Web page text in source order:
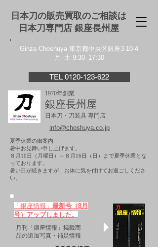
日本刀の販売買取のご相談は
日本刀専門店 銀座⻑州屋
Ginza Choshuya 東京都中央区銀座3-10-4
月–土 9:30–17:30
TEL 0120-123-622
1970年創業
銀座長州屋
日本刀・刀装具 専門店
info@choshuya.co.jp
夏季休業の御案内
暑中お見舞い申し上げます。
８月10日（月曜日）～８月16日（日）まで夏季休業とな
っております。
​暑い日が続きますが、お体に気を付けてお過ごしくださ
い。
「銀座情報」 最新号（8月
号）アップしました。
月刊「銀座情報」掲載商
品の追加写真・補足情報